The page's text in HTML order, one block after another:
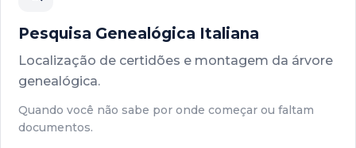
Pesquisa Genealógica Italiana
Localização de certidões e montagem da árvore
genealógica.
Quando você não sabe por onde começar ou faltam
documentos.